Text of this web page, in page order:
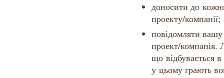
доносити до
проекту/компанії;
повідомляти
проект/компанія.
що відбувається
у цьому грають